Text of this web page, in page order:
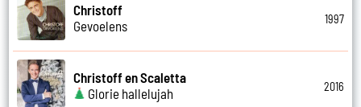
Christoff
Gevoelens
1997
Christoff en Scaletta
Glorie hallelujah
2016